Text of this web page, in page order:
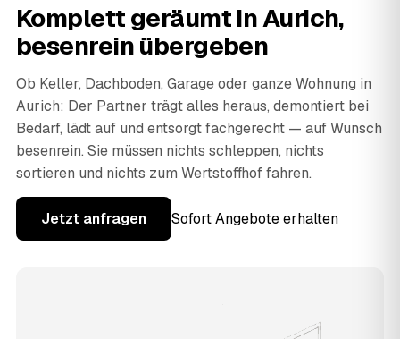
Komplett geräumt in Aurich,
besenrein übergeben
Ob Keller, Dachboden, Garage oder ganze Wohnung in
Aurich: Der Partner trägt alles heraus, demontiert bei
Bedarf, lädt auf und entsorgt fachgerecht — auf Wunsch
besenrein. Sie müssen nichts schleppen, nichts
sortieren und nichts zum Wertstoffhof fahren.
Jetzt anfragen Sofort Angebote erhalten